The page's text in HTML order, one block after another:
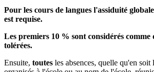
Pour les cours de langues l'assiduité
est requise.
Les premiers 10 % sont considérés comme
tolérées.
Ensuite, toutes les absences, quelle qu'en soit